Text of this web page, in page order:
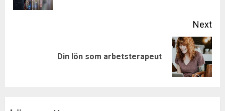
Next
Din lön som arbetsterapeut